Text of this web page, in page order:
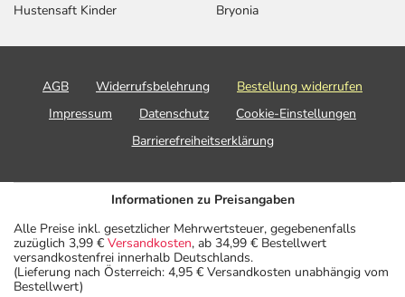
Hustensaft Kinder
Bryonia
AGB Widerrufsbelehrung
Bestellung widerrufen
Impressum
Datenschutz
Cookie-Einstellungen
Barrierefreiheitserklärung
Informationen zu Preisangaben
Alle Preise inkl. gesetzlicher Mehrwertsteuer, gegebenenfalls
zuzüglich 3,99 € Versandkosten, ab 34,99 € Bestellwert
versandkostenfrei innerhalb Deutschlands.
(Lieferung nach Österreich: 4,95 € Versandkosten unabhängig vom
Bestellwert)